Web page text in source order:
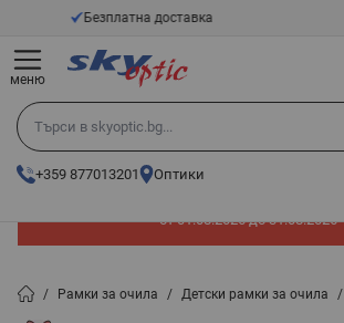
Прескачане към съдържанието
Търси в skyoptic.bg...
+359 877013201 Оптики
меню
от 01.08.2026 до 31.08.2026
/ Рамки за очила / Детски рамки за очила /